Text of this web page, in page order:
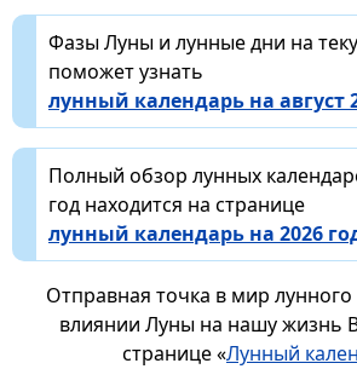
Фазы Луны и лунные дни на
поможет узнать
лунный календарь на август
Полный обзор лунных
год находится на странице
лунный календарь на 2026
Отправная точка в мир лунного
влиянии Луны на нашу жизнь
странице «Лунный